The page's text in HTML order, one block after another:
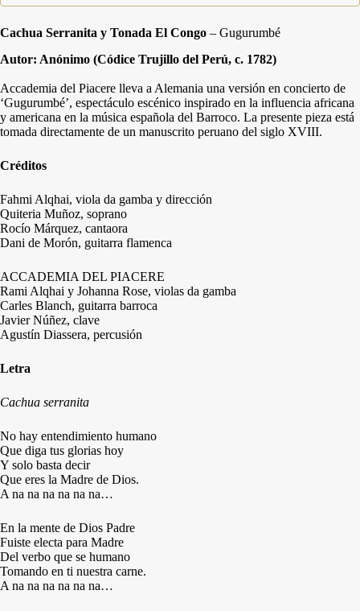
Cachua Serranita y Tonada El Congo – Gugurumbé
Autor: Anónimo (Códice Trujillo del Perú, c. 1782)
Accademia del Piacere lleva a Alemania una versión en concierto de
‘Gugurumbé’, espectáculo escénico inspirado en la influencia africana
y americana en la música española del Barroco. La presente pieza está
tomada directamente de un manuscrito peruano del siglo XVIII.
Créditos
Fahmi Alqhai, viola da gamba y dirección
Quiteria Muñoz, soprano
Rocío Márquez, cantaora
Dani de Morón, guitarra flamenca
ACCADEMIA DEL PIACERE
Rami Alqhai y Johanna Rose, violas da gamba
Carles Blanch, guitarra barroca
Javier Núñez, clave
Agustín Diassera, percusión
Letra
Cachua serranita
No hay entendimiento humano
Que diga tus glorias hoy
Y solo basta decir
Que eres la Madre de Dios.
A na na na na na na…
En la mente de Dios Padre
Fuiste electa para Madre
Del verbo que se humano
Tomando en ti nuestra carne.
A na na na na na na…